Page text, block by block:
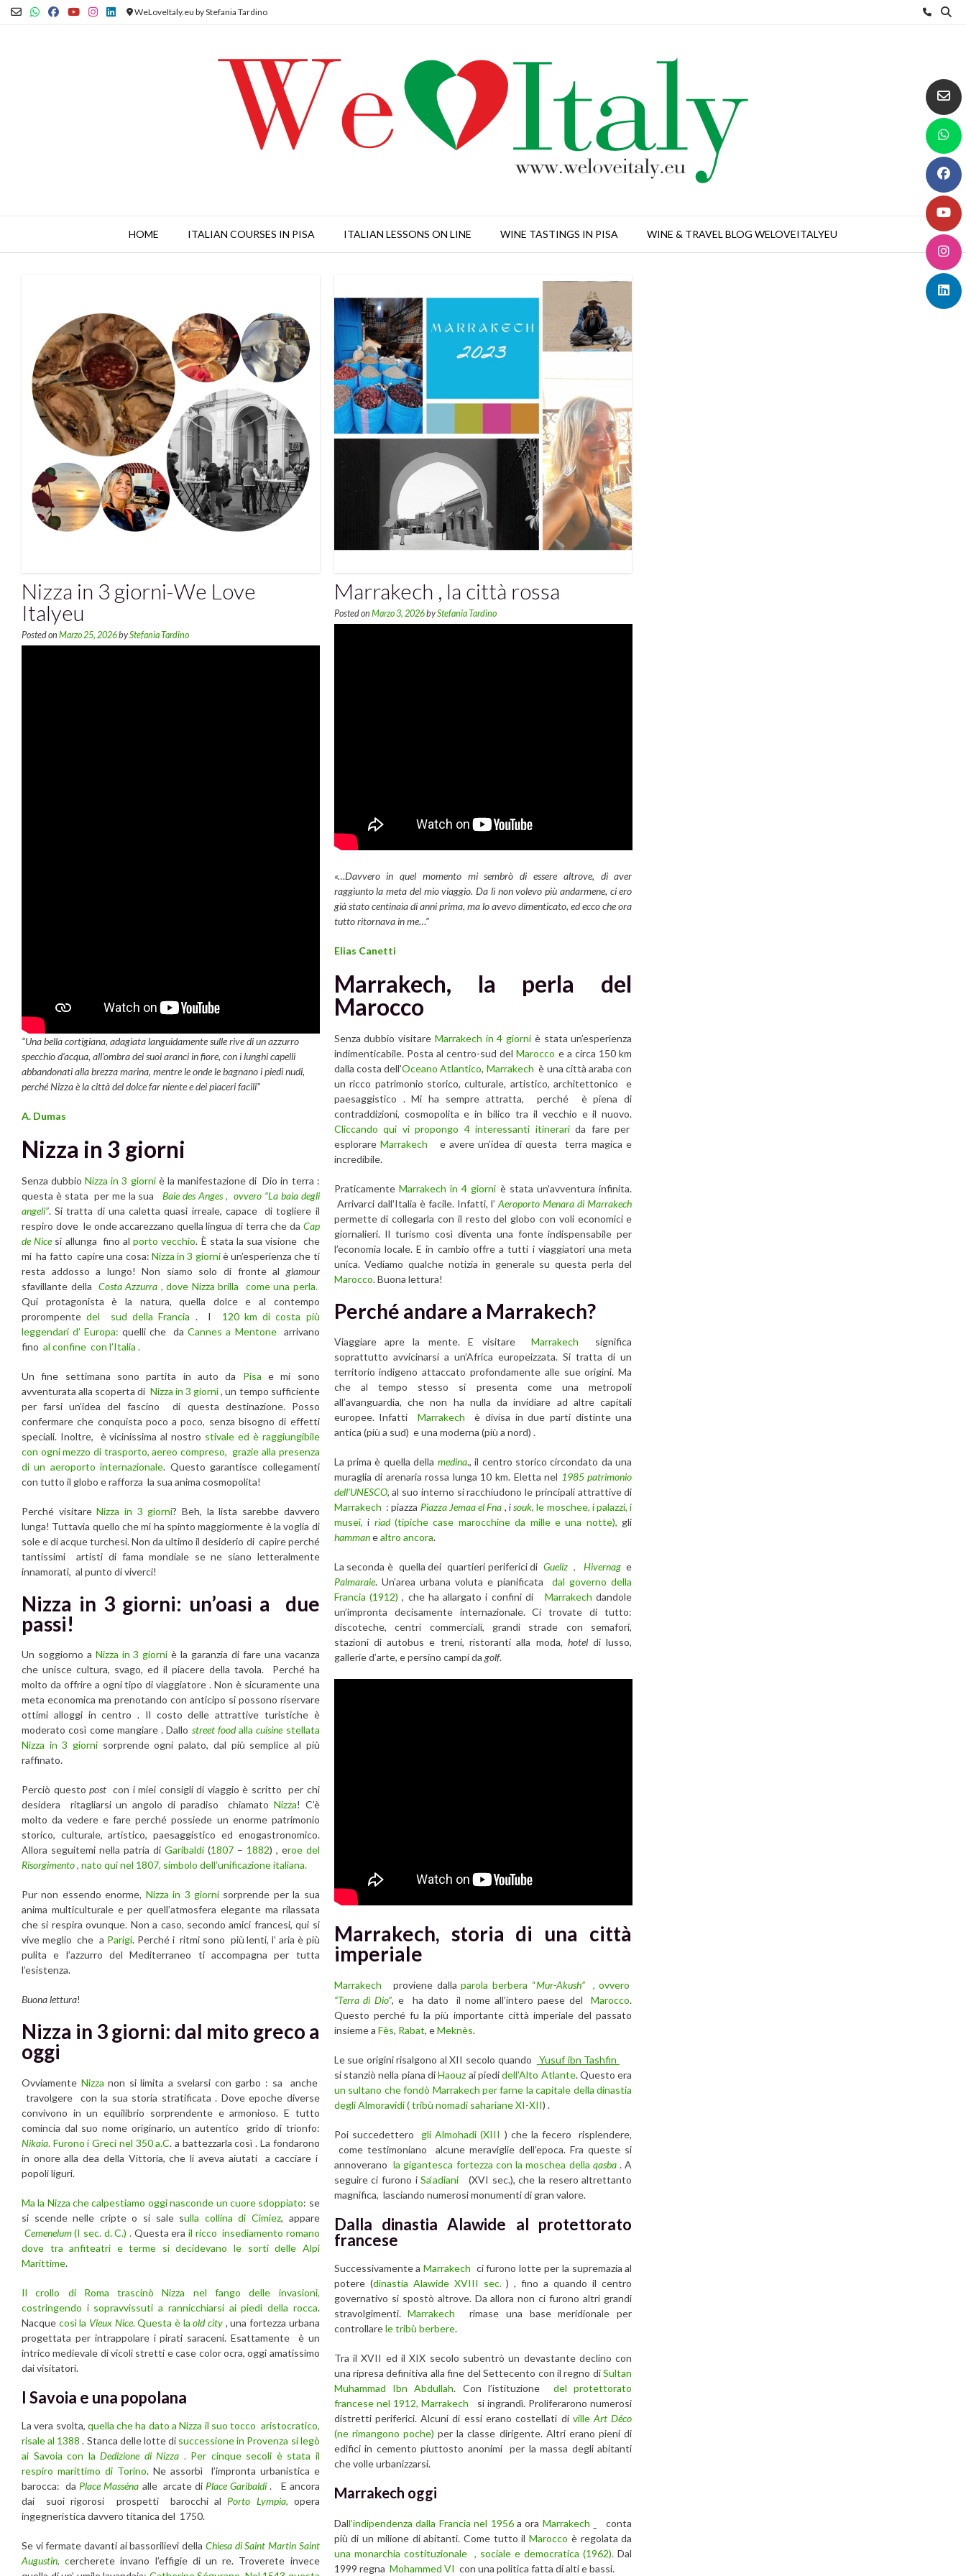
Skip
WeLoveItaly.eu by Stefania Tardino
HOME ITALIAN COURSES IN PISA ITALIAN LESSONS ON LINE WINE TASTINGS IN PISA WINE & TRAVEL BLOG WELOVEITALYEU
Nizza in 3 giorni-We Love
Italyeu
Posted on Marzo 25, 2026byStefania Tardino
“Una bella cortigiana, adagiata languidamente sulle rive di un azzurro
specchio d’acqua, all’ombra dei suoi aranci in fiore, con i lunghi capelli
abbandonati alla brezza marina, mentre le onde le bagnano i piedi nudi,
perché Nizza è la città del dolce far niente e dei piaceri facili”
A. Dumas
Nizza in 3 giorni
Senza dubbioNizza in 3 giorniè la manifestazione di Dio in terra :
questa è stata per me la suaBaie des Anges , ovvero “La baia degli
angeli”. Si tratta di una caletta quasi irreale, capace di togliere il
respiro dove le onde accarezzano quella lingua di terra che da Cap
de Nicesi allunga fino alporto vecchio. È stata la sua visione che
mi ha fatto capire una cosa: Nizza in 3 giorniè un’esperienza che ti
resta addosso a lungo! Non siamo solo di fronte al glamour
sfavillante della Costa Azzurra , dove Nizza brilla come una perla.
Qui protagonista è la natura, quella dolce e al contempo
prorompentedel sud della Francia . I 120 km di costa più
leggendari d’ Europa:quelli che da Cannes a Mentone arrivano
fino al confine con l’Italia .
Un fine settimana sono partita in auto da Pisa e mi sono
avventurata alla scoperta di Nizza in 3 giorni, un tempo sufficiente
per farsi un’idea del fascino di questa destinazione. Posso
confermare che conquista poco a poco, senza bisogno di effetti
speciali. Inoltre, è vicinissima al nostro stivale ed è raggiungibile
con ogni mezzo di trasporto, aereo compreso, grazie alla presenza
di un aeroporto internazionale. Questo garantisce collegamenti
con tutto il globo e rafforza la sua anima cosmopolita!
Perché visitareNizza in 3 giorni? Beh, la lista sarebbe davvero
lunga! Tuttavia quello che mi ha spinto maggiormente è la voglia di
sole e di acque turchesi. Non da ultimo il desiderio di capire perché
tantissimi artisti di fama mondiale se ne siano letteralmente
innamorati, al punto di viverci!
Nizza in 3 giorni: un’oasi a due
passi!
Un soggiorno a Nizza in 3 giorni è la garanzia di fare una vacanza
che unisce cultura, svago, ed il piacere della tavola. Perché ha
molto da offrire a ogni tipo di viaggiatore . Non è sicuramente una
meta economica ma prenotando con anticipo si possono riservare
ottimi alloggi in centro . Il costo delle attrattive turistiche è
moderato così come mangiare . Dallo street foodalla cuisinestellata
Nizza in 3 giorni sorprende ogni palato, dal più semplice al più
raffinato.
Perciò questopost con i miei consigli di viaggio è scritto per chi
desidera ritagliarsi un angolo di paradiso chiamato Nizza! C’è
molto da vedere e fare perché possiede un enorme patrimonio
storico, culturale, artistico, paesaggistico ed enogastronomico.
Allora seguitemi nella patria di Garibaldi(1807– 1882) , eroe del
Risorgimento, nato qui nel 1807, simbolo dell’unificazione italiana.
Pur non essendo enorme, Nizza in 3 giornisorprende per la sua
anima multiculturale e per quell’atmosfera elegante ma rilassata
che si respira ovunque. Non a caso, secondo amici francesi, qui si
vive meglio che a Parigi. Perché i ritmi sono più lenti, l’ aria è più
pulita e l’azzurro del Mediterraneo ti accompagna per tutta
l’esistenza.
Buona lettura!
Nizza in 3 giorni: dal mito greco a
oggi
Ovviamente Nizza non si limita a svelarsi con garbo : sa anche
travolgere con la sua storia stratificata . Dove epoche diverse
convivono in un equilibrio sorprendente e armonioso. E tutto
comincia dal suo nome originario, un autentico grido di trionfo:
Nikaia. Furono i Greci nel 350 a.C. a battezzarla così . La fondarono
in onore alla dea della Vittoria, che li aveva aiutati a cacciare i
popoli liguri.
Ma la Nizza che calpestiamo oggi nasconde un cuore sdoppiato: se
si scende nelle cripte o si sale sulla collina di Cimiez, appare
Cemenelum(I sec. d. C.) . Questa era il ricco insediamento romano
dove tra anfiteatri e terme si decidevano le sorti delle Alpi
Marittime.
Il crollo di Roma trascinò Nizza nel fango delle invasioni,
costringendo i sopravvissuti a rannicchiarsi ai piedi della rocca.
Nacque così la Vieux Nice. Questa è laold city , una fortezza urbana
progettata per intrappolare i pirati saraceni. Esattamente è un
intrico medievale di vicoli stretti e case color ocra, oggi amatissimo
dai visitatori.
I Savoia e una popolana
La vera svolta, quella che ha dato a Nizza il suo tocco aristocratico,
risale al 1388 . Stanca delle lotte di successione in Provenza si legò
ai Savoia con laDedizione di Nizza . Per cinque secoli è stata il
respiro marittimo di Torino. Ne assorbì l’impronta urbanistica e
barocca: da Place Masséna alle arcate di Place Garibaldi . E ancora
dai suoi rigorosi prospetti barocchi al Porto Lympia, opera
ingegneristica davvero titanica del 1750.
Se vi fermate davanti ai bassorilievi della Chiesa di Saint Martin Saint
Augustin, cercherete invano l’effigie di un re. Troverete invece
Marrakech , la città rossa
Posted on Marzo 3, 2026byStefania Tardino
«…Davvero in quel momento mi sembrò di essere altrove, di aver
raggiunto la meta del mio viaggio. Da lì non volevo più andarmene, ci ero
già stato centinaia di anni prima, ma lo avevo dimenticato, ed ecco che ora
tutto ritornava in me…”
Elias Canetti
Marrakech, la perla del
Marocco
Senza dubbio visitare Marrakech in 4 giorni è stata un’esperienza
indimenticabile. Posta al centro-sud delMarocco e a circa 150 km
dalla costa dell’Oceano Atlantico, Marrakech è una città araba con
un ricco patrimonio storico, culturale, artistico, architettonico e
paesaggistico . Mi ha sempre attratta, perché è piena di
contraddizioni, cosmopolita e in bilico tra il vecchio e il nuovo.
Cliccando qui vi propongo 4 interessanti itinerarida fare per
esplorareMarrakech
e avere un’idea di questa terra magica e
incredibile.
Praticamente Marrakech in 4 giorni è stata un’avventura infinita.
Arrivarci dall’Italia è facile. Infatti, l’Aeroporto Menara di Marrakech
permette di collegarla con il resto del globo con voli economici e
giornalieri. Il turismo così diventa una fonte indispensabile per
l’economia locale. E in cambio offre a tutti i viaggiatori una meta
unica. Vediamo qualche notizia in generale su questa perla del
Marocco. Buona lettura!
Perché andare a Marrakech?
Viaggiare apre la mente. E visitare Marrakech
significa
soprattutto avvicinarsi a un’Africa europeizzata. Si tratta di un
territorio indigeno attaccato profondamente alle sue origini. Ma
che al tempo stesso si presenta come una metropoli
all’avanguardia, che non ha nulla da invidiare ad altre capitali
europee. Infatti
Marrakech
è divisa in due parti distinte una
antica (più a sud) e una moderna (più a nord) .
La prima è quella della medina., il centro storico circondato da una
muraglia di arenaria rossa lunga 10 km. Eletta nel 1985 patrimonio
dell’UNESCO,al suo interno si racchiudono le principali attrattive di
Marrakech : piazza Piazza Jemaa el Fna , isouk, le moschee, i palazzi, i
musei, i riad(tipiche case marocchine da mille e una notte), gli
hammanealtro ancora.
La seconda è quella dei quartieri periferici di Gueliz , Hivernag e
Palmaraie. Un’area urbana voluta e pianificatadal governo della
Francia (1912) , che ha allargato i confini di Marrakechdandole
un’impronta decisamente internazionale. Ci trovate di tutto:
discoteche, centri commerciali, grandi strade con semafori,
stazioni di autobus e treni, ristoranti alla moda, hoteldi lusso,
gallerie d’arte, e persino campi dagolf.
Marrakech, storia di una città
imperiale
Marrakech proviene dallaparola berbera “Mur-Akush”, ovvero
“Terra di Dio”, e ha dato il nome all’intero paese delMarocco.
Questo perché fu la più importante città imperiale del passato
insieme a Fès, Rabat, eMeknès.
Le sue origini risalgono al XII secolo quando
Yusuf ibn Tashfin
si stanziò nella piana diHaouz ai piedidell’Alto Atlante. Questo era
un sultano che fondò Marrakech per farne la capitale della dinastia
degli Almoravidi( tribù nomadi sahariane XI-XII) .
Poi succedetterogli Almohadi (XIII ) che la fecero risplendere,
come testimoniano alcune meraviglie dell’epoca. Fra queste si
annoveranola gigantesca fortezza con la moschea della qasba. A
seguire ci furono iSa‘adiani (XVI sec.), che la resero altrettanto
magnifica, lasciando numerosi monumenti di gran valore.
Dalla dinastia Alawide al protettorato
francese
Successivamente aMarrakech ci furono lotte per la supremazia al
potere (dinastia Alawide XVIII sec.) , fino a quando il centro
governativo si spostò altrove. Da allora non ci furono altri grandi
stravolgimenti.Marrakech
rimase una base meridionale per
controllarele tribù berbere.
Tra il XVII ed il XIX secolo subentrò un devastante declino con
una ripresa definitiva alla fine del Settecento con il regno diSultan
Muhammad Ibn Abdullah. Con l’istituzione
del protettorato
francese nel 1912, Marrakech
si ingrandì. Proliferarono numerosi
distretti periferici. Alcuni di essi erano costellati di villeArt Déco
(ne rimangono poche) per la classe dirigente. Altri erano pieni di
edifici in cemento piuttosto anonimi per la massa degli abitanti
che volle urbanizzarsi.
Marrakech oggi
Dall’indipendenza dalla Francia nel 1956a ora Marrakech
conta
più di un milione di abitanti. Come tutto ilMarocco è regolata da
una monarchia costituzionale , sociale e democratica (1962). Dal
1999 regna Mohammed VI con una politica fatta di alti e bassi.